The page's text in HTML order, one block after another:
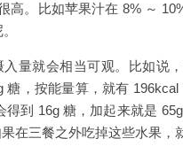
高。比如苹果汁在 8% ～
量就会相当可观。比如说
，按能量算，就有
到 16g 糖，加起来就是
在三餐之外吃掉这些水果，